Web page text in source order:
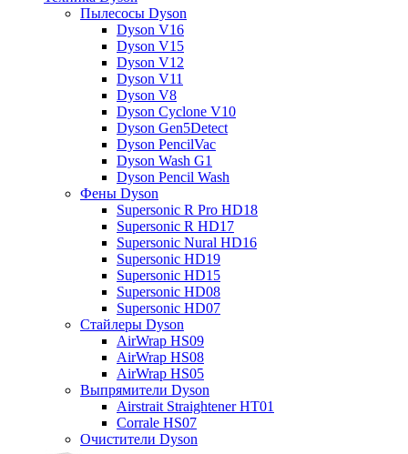
Пылесосы Dyson
Dyson V16
Dyson V15
Dyson V12
Dyson V11
Dyson V8
Dyson Cyclone V10
Dyson Gen5Detect
Dyson PencilVac
Dyson Wash G1
Dyson Pencil Wash
Фены Dyson
Supersonic R Pro HD18
Supersonic R HD17
Supersonic Nural HD16
Supersonic HD19
Supersonic HD15
Supersonic HD08
Supersonic HD07
Стайлеры Dyson
AirWrap HS09
AirWrap HS08
AirWrap HS05
Выпрямители Dyson
Airstrait Straightener HT01
Corrale HS07
Очистители Dyson